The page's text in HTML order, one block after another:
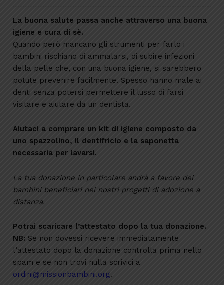
La buona salute passa anche attraverso una buona
igiene e cura di sè.
Quando però mancano gli strumenti per farlo i
bambini rischiano di ammalarsi, di subire infezioni
della pelle che, con una buona igiene, si sarebbero
potute prevenire facilmente. Spesso hanno male ai
denti senza potersi permettere il lusso di farsi
visitare e aiutare da un dentista.
Aiutaci a comprare un kit di igiene composto da
uno spazzolino, il dentifricio e la saponetta
necessaria per lavarsi.
La tua donazione in particolare andrà a favore dei
bambini beneficiari nei nostri progetti di adozione a
distanza.
Potrai scaricare l’attestato dopo la tua donazione.
NB: Se non dovessi ricevere immediatamente
l’attestato dopo la donazione controlla prima nello
spam e se non trovi nulla scrivici a
ordini@missionbambini.org.